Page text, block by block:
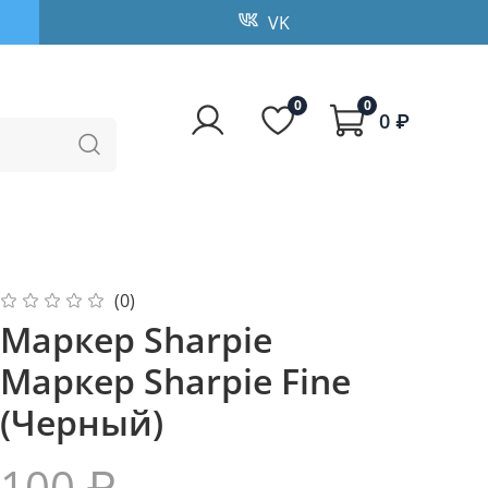
VK
0 0
0 ₽
(0)
Маркер Sharpie
Маркер Sharpie Fine
(Черный)